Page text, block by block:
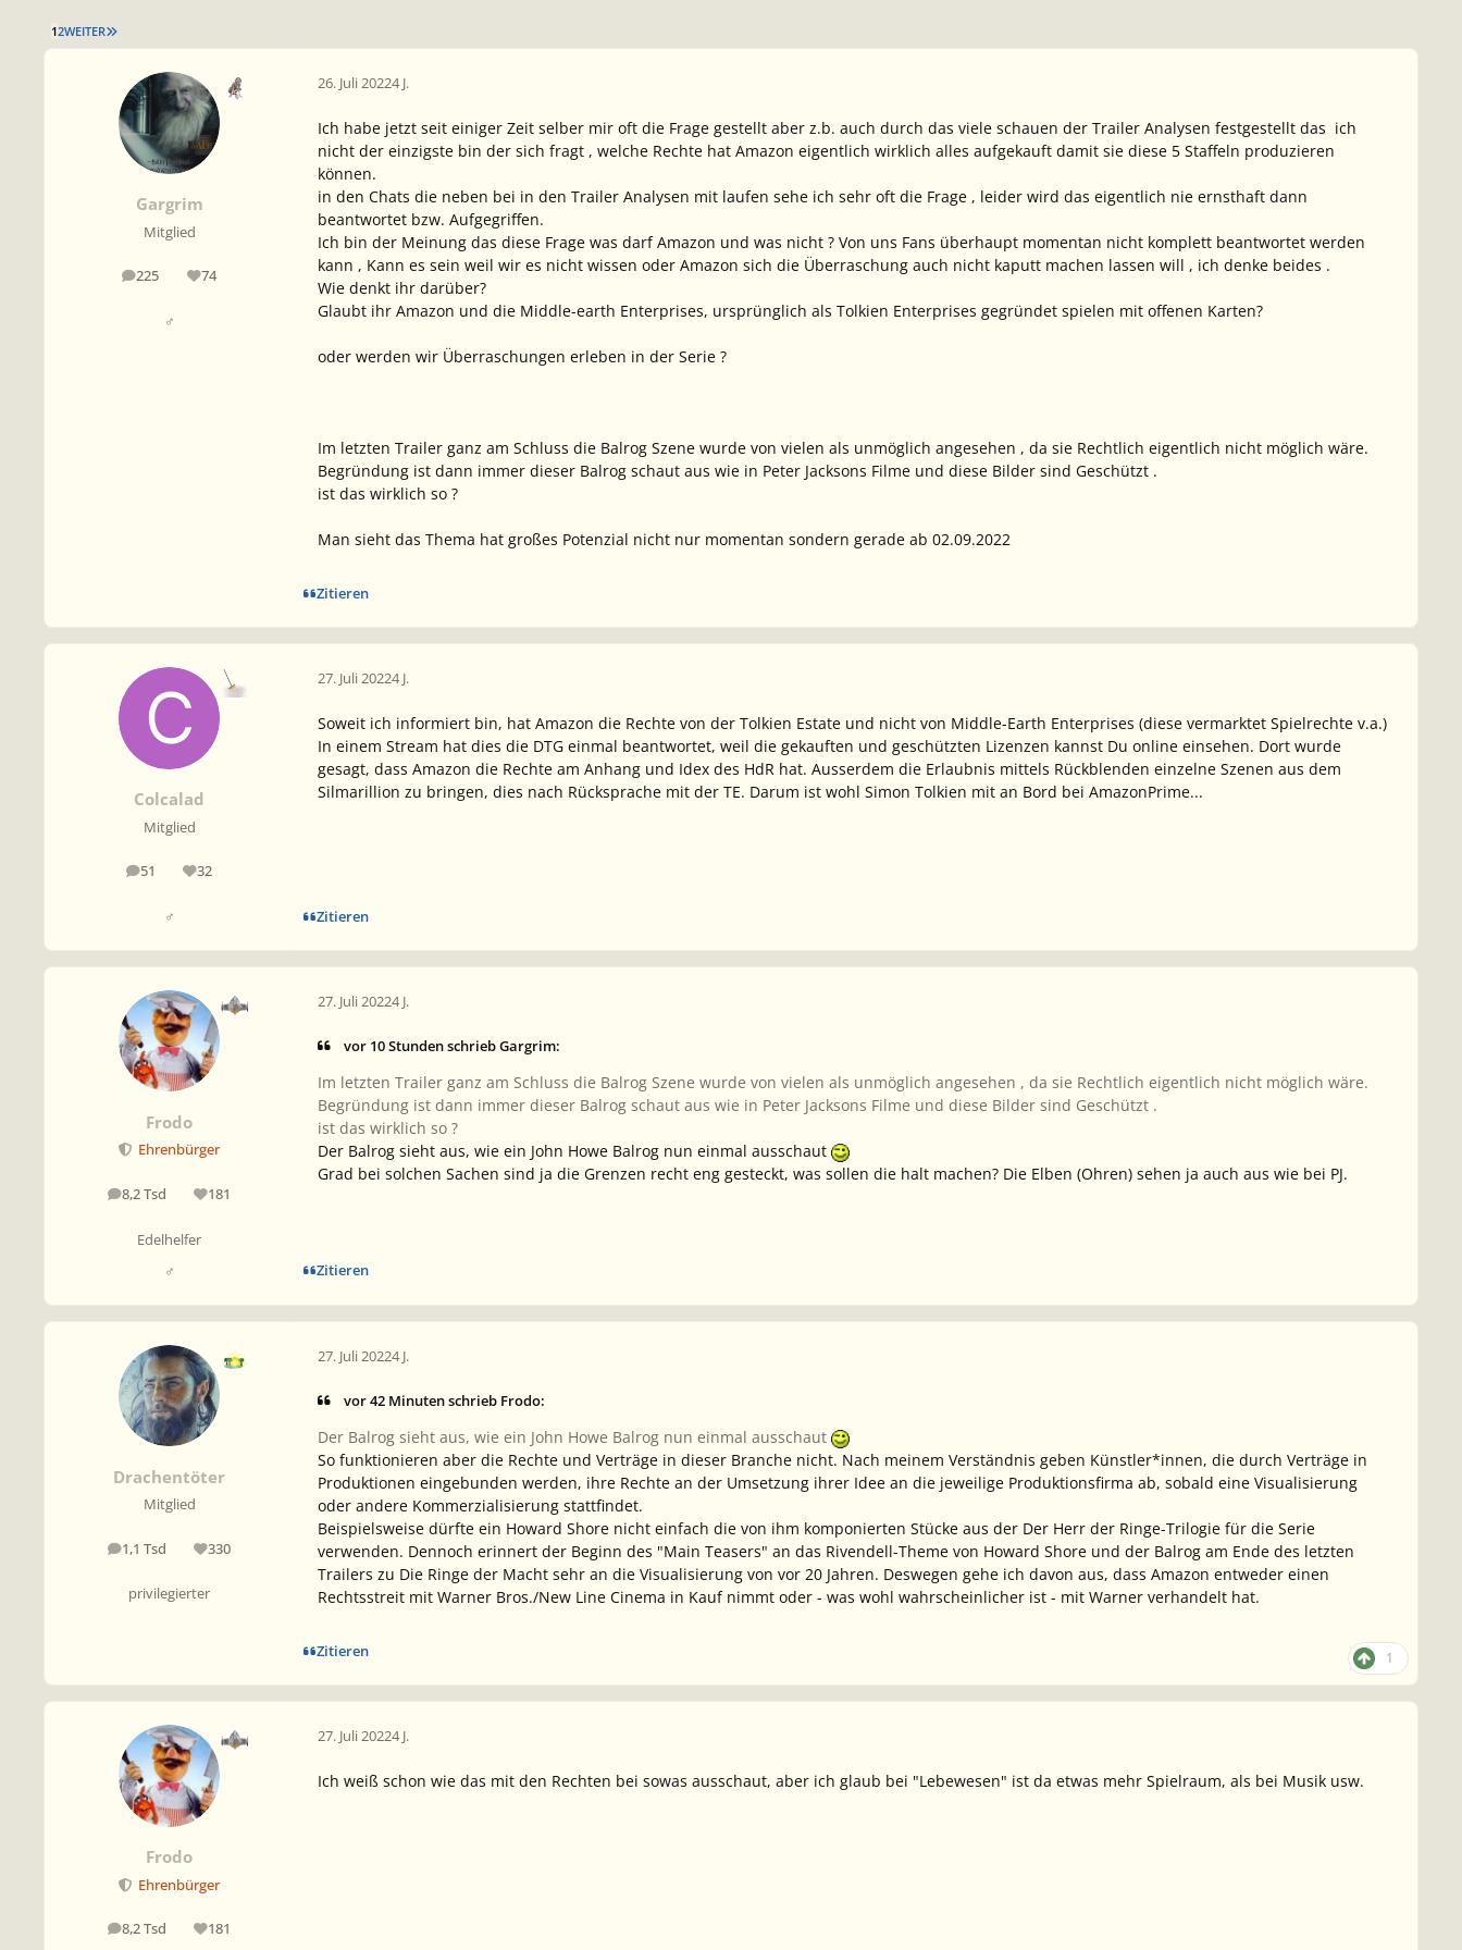
12WEITER LETZTE SEITE
Gargrim
Mitglied
225
Beiträge 74
Reputation
♂
26. Juli 20224 J.
Ich habe jetzt seit einiger Zeit selber mir oft die Frage gestellt aber z.b. auch durch das viele schauen der Trailer Analysen festgestellt das ich
nicht der einzigste bin der sich fragt , welche Rechte hat Amazon eigentlich wirklich alles aufgekauft damit sie diese 5 Staffeln produzieren
können.
in den Chats die neben bei in den Trailer Analysen mit laufen sehe ich sehr oft die Frage , leider wird das eigentlich nie ernsthaft dann
beantwortet bzw. Aufgegriffen.
Ich bin der Meinung das diese Frage was darf Amazon und was nicht ? Von uns Fans überhaupt momentan nicht komplett beantwortet werden
kann , Kann es sein weil wir es nicht wissen oder Amazon sich die Überraschung auch nicht kaputt machen lassen will , ich denke beides .
Wie denkt ihr darüber?
Glaubt ihr Amazon und die Middle-earth Enterprises, ursprünglich als Tolkien Enterprises gegründet spielen mit offenen Karten?
oder werden wir Überraschungen erleben in der Serie ?
Im letzten Trailer ganz am Schluss die Balrog Szene wurde von vielen als unmöglich angesehen , da sie Rechtlich eigentlich nicht möglich wäre.
Begründung ist dann immer dieser Balrog schaut aus wie in Peter Jacksons Filme und diese Bilder sind Geschützt .
ist das wirklich so ?
Man sieht das Thema hat großes Potenzial nicht nur momentan sondern gerade ab 02.09.2022
Zitieren
Colcalad
Mitglied
51
Beiträge 32
Reputation
♂
27. Juli 20224 J.
Soweit ich informiert bin, hat Amazon die Rechte von der Tolkien Estate und nicht von Middle-Earth Enterprises (diese vermarktet Spielrechte v.a.)
In einem Stream hat dies die DTG einmal beantwortet, weil die gekauften und geschützten Lizenzen kannst Du online einsehen. Dort wurde
gesagt, dass Amazon die Rechte am Anhang und Idex des HdR hat. Ausserdem die Erlaubnis mittels Rückblenden einzelne Szenen aus dem
Silmarillion zu bringen, dies nach Rücksprache mit der TE. Darum ist wohl Simon Tolkien mit an Bord bei AmazonPrime...
Zitieren
Frodo
Ehrenbürger
8,2 Tsd
Beiträge 181
Reputation
Edelhelfer
♂
27. Juli 20224 J.
vor 10 Stunden schrieb Gargrim:
Im letzten Trailer ganz am Schluss die Balrog Szene wurde von vielen als unmöglich angesehen , da sie Rechtlich eigentlich nicht möglich wäre.
Begründung ist dann immer dieser Balrog schaut aus wie in Peter Jacksons Filme und diese Bilder sind Geschützt .
ist das wirklich so ?
Der Balrog sieht aus, wie ein John Howe Balrog nun einmal ausschaut
Grad bei solchen Sachen sind ja die Grenzen recht eng gesteckt, was sollen die halt machen? Die Elben (Ohren) sehen ja auch aus wie bei PJ.
Zitieren
Drachentöter
Mitglied
1,1 Tsd
Beiträge 330
Reputation
privilegierter
27. Juli 20224 J.
vor 42 Minuten schrieb Frodo:
Der Balrog sieht aus, wie ein John Howe Balrog nun einmal ausschaut
So funktionieren aber die Rechte und Verträge in dieser Branche nicht. Nach meinem Verständnis geben Künstler*innen, die durch Verträge in
Produktionen eingebunden werden, ihre Rechte an der Umsetzung ihrer Idee an die jeweilige Produktionsfirma ab, sobald eine Visualisierung
oder andere Kommerzialisierung stattfindet.
Beispielsweise dürfte ein Howard Shore nicht einfach die von ihm komponierten Stücke aus der Der Herr der Ringe-Trilogie für die Serie
verwenden. Dennoch erinnert der Beginn des "Main Teasers" an das Rivendell-Theme von Howard Shore und der Balrog am Ende des letzten
Trailers zu Die Ringe der Macht sehr an die Visualisierung von vor 20 Jahren. Deswegen gehe ich davon aus, dass Amazon entweder einen
Rechtsstreit mit Warner Bros./New Line Cinema in Kauf nimmt oder - was wohl wahrscheinlicher ist - mit Warner verhandelt hat.
Zitieren 1
Frodo
Ehrenbürger
8,2 Tsd
Beiträge 181
Reputation
27. Juli 20224 J.
Ich weiß schon wie das mit den Rechten bei sowas ausschaut, aber ich glaub bei "Lebewesen" ist da etwas mehr Spielraum, als bei Musik usw.